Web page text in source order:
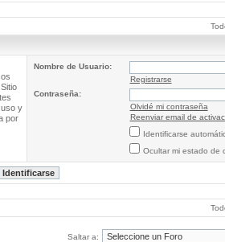
y
por
Nombre de Usuario:
Registrarse
Contraseña:
Olvidé mi contraseña
Reenviar email de
Identificarse
Ocultar mi estado de
Saltar a: